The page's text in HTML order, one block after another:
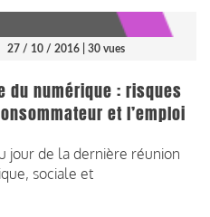
27 / 10 / 2016 | 30 vues
du numérique : risques
et l’emploi
jour de la dernière réunion
sociale et